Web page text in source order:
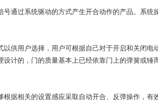
通过系统驱动的方式产生开合动作的产品。系统
供用户选择，用户可根据自己对于开启和关闭电
计的，门的质量基本上已经依靠门上的弹簧或锤
据相关的设置感应采取自动开合、反弹操作，有